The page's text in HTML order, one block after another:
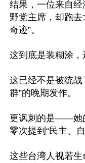
结果，一位来自
野党主席，却跑
奇迹”。
这到底是装糊涂，
这已经不是被统战
群”的晚期发作。
更讽刺的是——她
零次提到“民主、
这些台湾人视若